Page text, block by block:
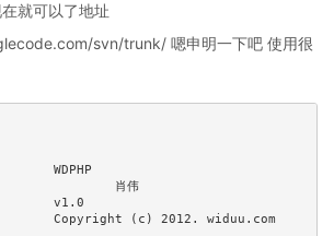
就可以了地址
svn/trunk/ 嗯申明一下吧 使用很